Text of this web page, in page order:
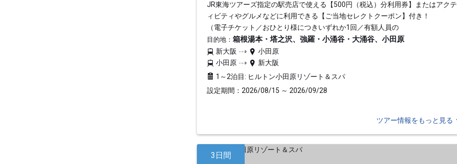
JR東海ツアーズ指定の駅売店で使える【500円（税込）分利用券】またはアクテ
ィビティやグルメなどに利用できる【ご当地セレクトクーポン】付き！
（電子チケット／おひとり様につきいずれか1回／有額人員の
目的地： 箱根湯本・塔之沢、強羅・小涌谷・大涌谷、小田原
新大阪
小田原
小田原
新大阪
1～2泊目: ヒルトン小田原リゾート＆スパ
設定期間：2026/08/15 ～ 2026/09/28
ツアー情報をもっと見る
3日間